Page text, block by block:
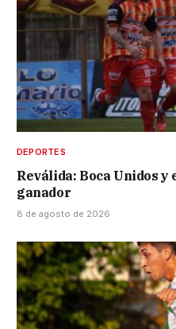
DEPORTES
Reválida: Boca Unidos
ganador
8 de agosto de 2026